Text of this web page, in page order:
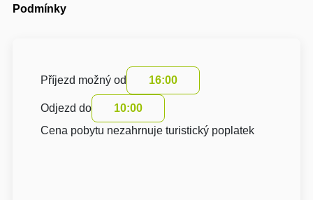
Podmínky
Příjezd možný od 16:00
Odjezd do
10:00
Cena pobytu nezahrnuje turistický poplatek